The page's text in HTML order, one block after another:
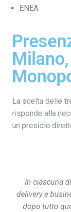
ENEA
La scelta delle
risponde alla
un presidio
In ciascuna
delivery e
dopo tutto